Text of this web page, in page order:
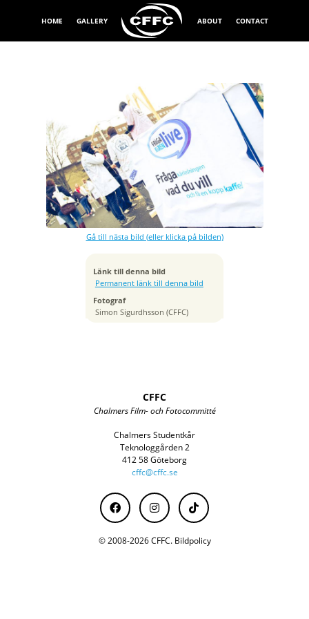
HOME GALLERY ABOUT CONTACT
Gå till nästa bild (eller klicka på bilden)
Länk till denna bild
Permanent länk till denna bild
Fotograf
Simon Sigurdhsson (CFFC)
Exponeringstid
1/160 sek
Bländare
f/3.5
Kamera
Canon EOS 7D
Tagen
ISO
100
Brännvidd
16 mm
CFFC
Chalmers Film- och Fotocommitté
Chalmers Studentkår
Teknologgården 2
412 58 Göteborg
cffc@cffc.se
© 2008-2026 CFFC. Bildpolicy